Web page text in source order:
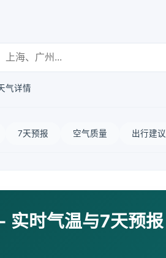
气详情
7天预报 空气质量 出行建议
实时气温与7天预报